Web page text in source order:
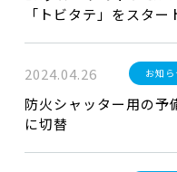
「トビタテ」をスター
2024.04.26 お知ら
防火シャッター用の予
に切替